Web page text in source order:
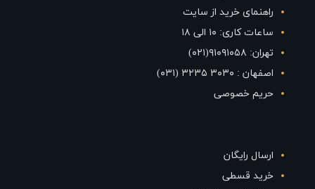
راهنمای خرید از سایت
ساعات کاری: ۱۰ الی ۱۸
تهران: ۹۱۰۹۱۰۵۸(۰۲۱)
اصفهان : ۳۰۳۰ ۳۲۳۵ (۰۳۱)
حریم خصوصی
ارسال رایگان
خرید قسطی